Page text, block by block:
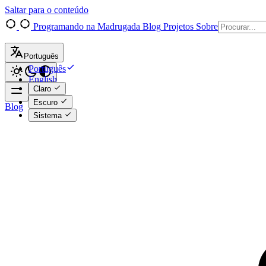
Saltar para o conteúdo
Programando na Madrugada Blog Projetos Sobre
Português
Português
English
Claro
Escuro
Sistema
Blog